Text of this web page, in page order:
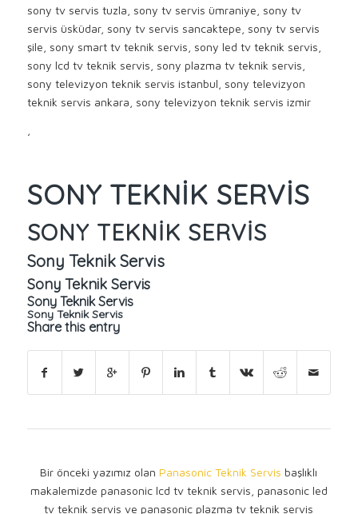
sony tv servis tuzla, sony tv servis ümraniye, sony tv
servis üsküdar, sony tv servis sancaktepe, sony tv servis
şile, sony smart tv teknik servis, sony led tv teknik servis,
sony lcd tv teknik servis, sony plazma tv teknik servis,
sony televizyon teknik servis istanbul, sony televizyon
teknik servis ankara, sony televizyon teknik servis izmir
SONY TEKNIK SERVIS
SONY TEKNIK SERVIS
Sony Teknik Servis
Sony Teknik Servis
Sony Teknik Servis
Sony Teknik Servis
Share this entry
Bir önceki yazımız olan Panasonic Teknik Servis başlıklı
makalemizde panasonic lcd tv teknik servis, panasonic led
tv teknik servis ve panasonic plazma tv teknik servis